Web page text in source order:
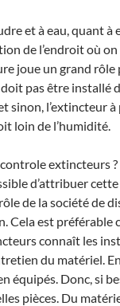
et à eau, quant à
de l’endroit où on
joue un grand rôle
doit pas être installé
sinon, l’extincteur
loin de l’humidité.
extincteurs ?
d’attribuer
de la société de
Cela est préférable
connaît les
du matériel.
équipés. Donc, si
pièces. Du